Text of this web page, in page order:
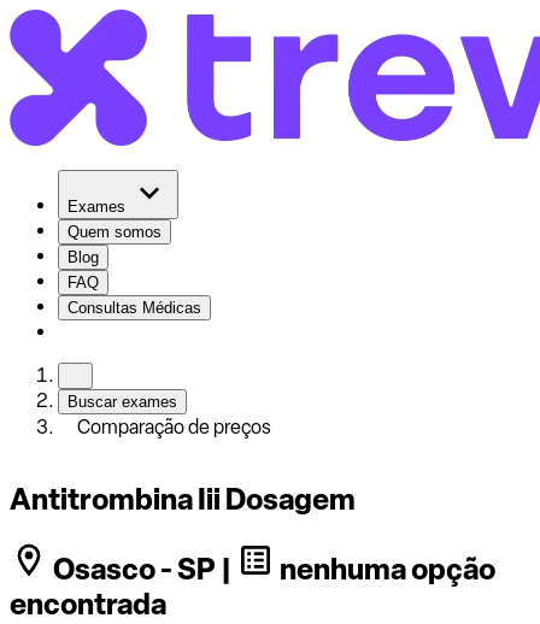
Exames
Quem somos
Blog
FAQ
Consultas Médicas
Buscar exames
Comparação de preços
Antitrombina Iii Dosagem
Osasco - SP |
nenhuma opção
encontrada